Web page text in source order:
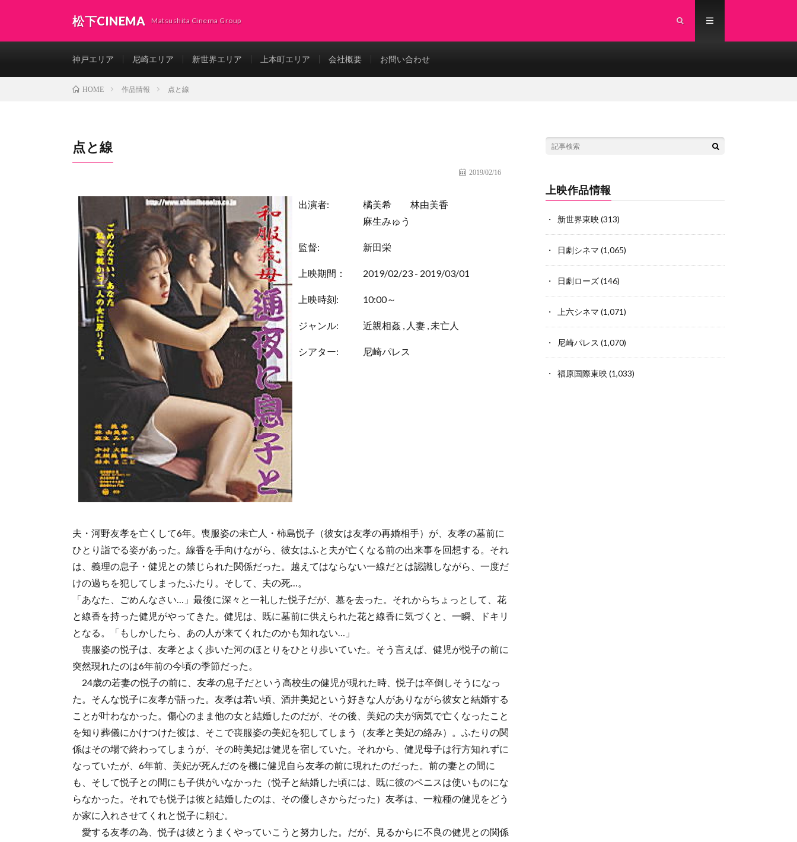
松下CINEMA Matsushita Cinema Group
神戸エリア 尼崎エリア 新世界エリア 上本町エリア 会社概要 お問い合わせ
HOME 作品情報 点と線
点と線
2019/02/16
出演者: 橘美希
林由美香
麻生みゅう
監督: 新田栄
上映期間： 2019/02/23 - 2019/03/01
上映時刻: 10:00～
ジャンル: 近親相姦 , 人妻, 未亡人
シアター: 尼崎パレス
夫・河野友孝を亡くして6年。喪服姿の未亡人・柿島悦子（彼女は友孝の再婚相手）が、友孝の墓前に
ひとり詣でる姿があった。線香を手向けながら、彼女はふと夫が亡くなる前の出来事を回想する。それ
は、義理の息子・健児との禁じられた関係だった。越えてはならない一線だとは認識しながら、一度だ
けの過ちを犯してしまったふたり。そして、夫の死…。
「あなた、ごめんなさい…」最後に深々と一礼した悦子だが、墓を去った。それからちょっとして、花
と線香を持った健児がやってきた。健児は、既に墓前に供えられた花と線香に気づくと、一瞬、ドキリ
となる。「もしかしたら、あの人が来てくれたのかも知れない…」
喪服姿の悦子は、友孝とよく歩いた河のほとりをひとり歩いていた。そう言えば、健児が悦子の前に
突然現れたのは6年前の今頃の季節だった。
24歳の若妻の悦子の前に、友孝の息子だという高校生の健児が現れた時、悦子は卒倒しそうになっ
た。そんな悦子に友孝が語った。友孝は若い頃、酒井美妃という好きな人がありながら彼女と結婚する
ことが叶わなかった。傷心のまま他の女と結婚したのだが、その後、美妃の夫が病気で亡くなったこと
を知り葬儀にかけつけた彼は、そこで喪服姿の美妃を犯してしまう（友孝と美妃の絡み）。ふたりの関
係はその場で終わってしまうが、その時美妃は健児を宿していた。それから、健児母子は行方知れずに
なっていたが、6年前、美妃が死んだのを機に健児自ら友孝の前に現れたのだった。前の妻との間に
も、そして悦子との間にも子供がいなかった（悦子と結婚した頃には、既に彼のペニスは使いものにな
らなかった。それでも悦子は彼と結婚したのは、その優しさからだった）友孝は、一粒種の健児をどう
か家に入れさせてくれと悦子に頼む。
愛する友孝の為、悦子は彼とうまくやっていこうと努力した。だが、見るからに不良の健児との関係
上映作品情報
新世界東映(313)
日劇シネマ (1,065)
日劇ローズ(146)
上六シネマ (1,071)
尼崎パレス (1,070)
福原国際東映(1,033)